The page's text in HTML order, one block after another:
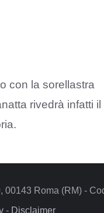
con la sorellastra
rivedrà infatti il
Roma (RM) -
- Disclaimer